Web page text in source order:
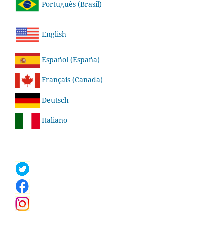
Português (Brasil)
English
Español (España)
Français (Canada)
Deutsch
Italiano